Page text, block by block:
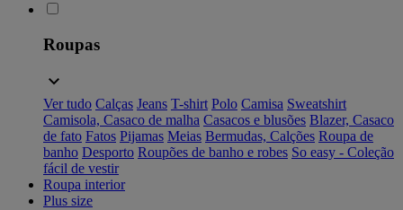
Roupas
Ver tudo Calças Jeans T-shirt Polo Camisa Sweatshirt
Camisola, Casaco de malha Casacos e blusões Blazer, Casaco
de fato Fatos Pijamas Meias Bermudas, Calções Roupa de
banho Desporto Roupões de banho e robes So easy - Coleção
fácil de vestir
Roupa interior
Plus size